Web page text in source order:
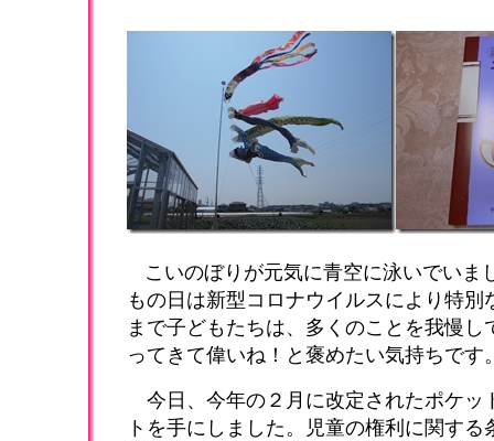
こいのぼりが元気に青空に泳いでいま
もの日は新型コロナウイルスにより特
まで子どもたちは、多くのことを我慢
ってきて偉いね！と褒めたい気持ちです
今日、今年の２月に改定されたポケッ
トを手にしました。児童の権利に関す